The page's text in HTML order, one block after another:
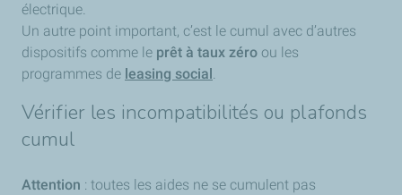
électrique.
Un autre point important, c’est le cumul avec d’autres
dispositifs comme le prêt à taux zéro ou les
programmes de leasing social .
Vérifier les incompatibilités ou plafonds
cumul
Attention : toutes les aides ne se cumulent pas